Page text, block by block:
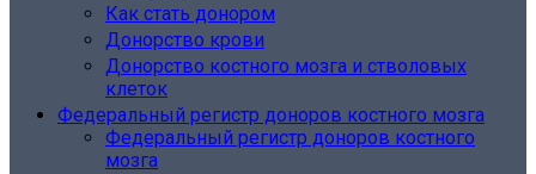
Как стать донором
Донорство крови
Донорство костного мозга и стволовых
клеток
Федеральный регистр доноров костного мозга
Федеральный регистр доноров костного
мозга